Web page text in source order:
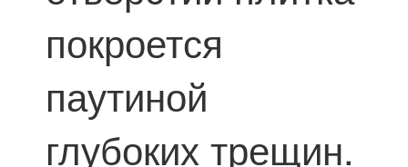
покроется
паутиной
глубоких трещин.